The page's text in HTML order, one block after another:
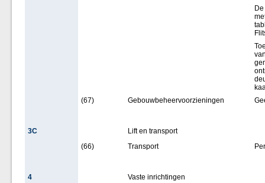
(67)
Gebouwbeheervoorzieningen
3C
Lift en transport
(66)
Transport
4 Vaste inrichtingen